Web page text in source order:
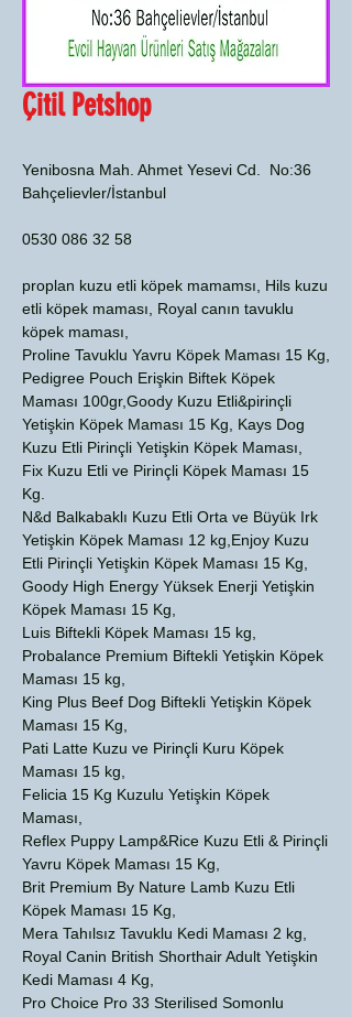
Çitil Petshop
Yenibosna Mah. Ahmet Yesevi Cd. No:36
Bahçelievler/İstanbul
0530 086 32 58
proplan kuzu etli köpek mamamsı, Hils kuzu
etli köpek maması, Royal canın tavuklu
köpek maması,
Proline Tavuklu Yavru Köpek Maması 15 Kg,
Pedigree Pouch Erişkin Biftek Köpek
Maması 100gr,Goody Kuzu Etli&pirinçli
Yetişkin Köpek Maması 15 Kg, Kays Dog
Kuzu Etli Pirinçli Yetişkin Köpek Maması,
Fix Kuzu Etli ve Pirinçli Köpek Maması 15
Kg.
N&d Balkabaklı Kuzu Etli Orta ve Büyük Irk
Yetişkin Köpek Maması 12 kg,Enjoy Kuzu
Etli Pirinçli Yetişkin Köpek Maması 15 Kg,
Goody High Energy Yüksek Enerji Yetişkin
Köpek Maması 15 Kg,
Luis Biftekli Köpek Maması 15 kg,
Probalance Premium Biftekli Yetişkin Köpek
Maması 15 kg,
King Plus Beef Dog Biftekli Yetişkin Köpek
Maması 15 Kg,
Pati Latte Kuzu ve Pirinçli Kuru Köpek
Maması 15 kg,
Felicia 15 Kg Kuzulu Yetişkin Köpek
Maması,
Reflex Puppy Lamp&Rice Kuzu Etli & Pirinçli
Yavru Köpek Maması 15 Kg,
Brit Premium By Nature Lamb Kuzu Etli
Köpek Maması 15 Kg,
Mera Tahılsız Tavuklu Kedi Maması 2 kg,
Royal Canin British Shorthair Adult Yetişkin
Kedi Maması 4 Kg,
Pro Choice Pro 33 Sterilised Somonlu